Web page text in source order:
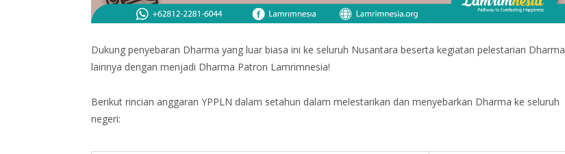
Dukung penyebaran Dharma yang luar biasa ini ke seluruh Nusantara beserta kegiatan pelestarian Dharma
lainnya dengan menjadi Dharma Patron Lamrimnesia!
Berikut rincian anggaran YPPLN dalam setahun dalam melestarikan dan menyebarkan Dharma ke seluruh
negeri: